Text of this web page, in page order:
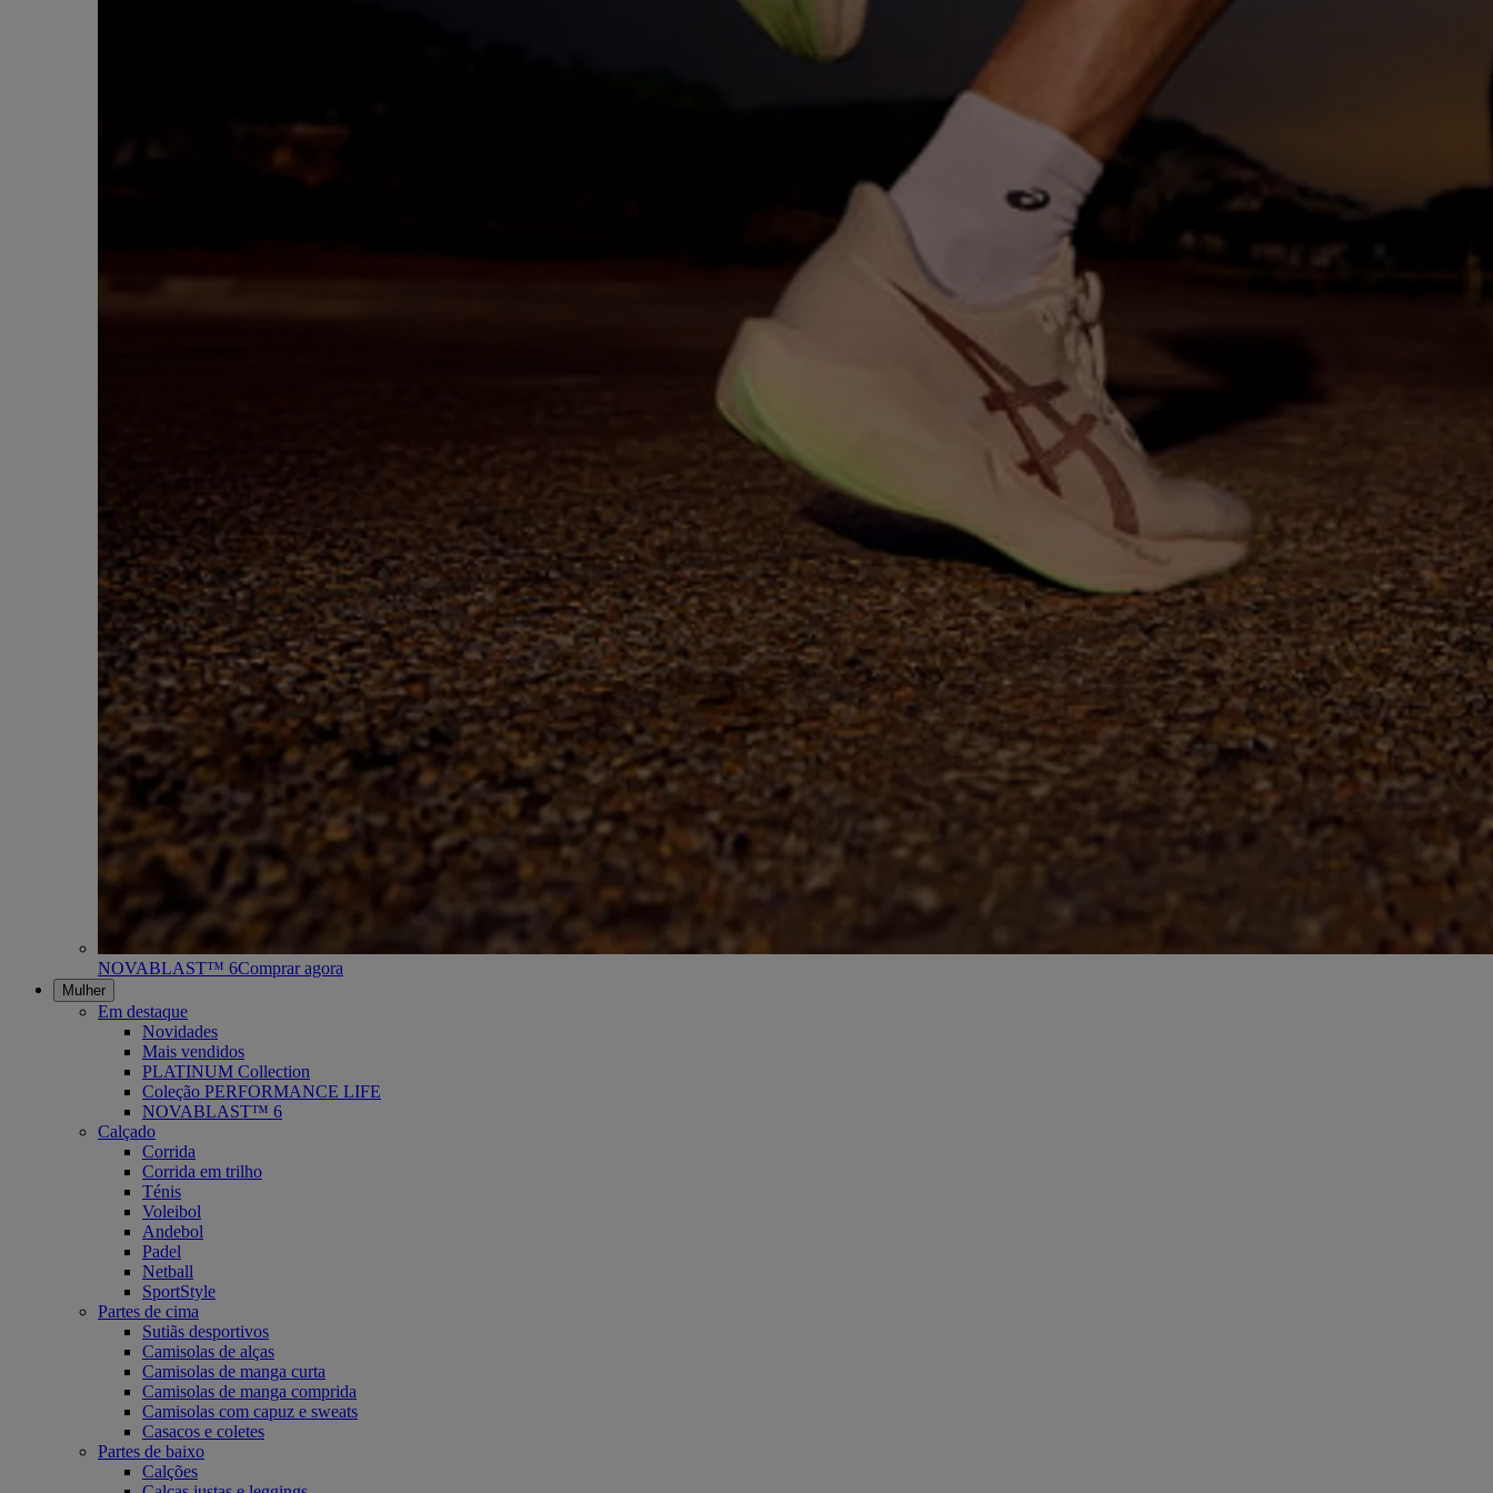
NOVABLAST™ 6Comprar agora
Mulher
Em destaque
Novidades
Mais vendidos
PLATINUM Collection
Coleção PERFORMANCE LIFE
NOVABLAST™ 6
Calçado
Corrida
Corrida em trilho
Ténis
Voleibol
Andebol
Padel
Netball
SportStyle
Partes de cima
Sutiãs desportivos
Camisolas de alças
Camisolas de manga curta
Camisolas de manga comprida
Camisolas com capuz e sweats
Casacos e coletes
Partes de baixo
Calções